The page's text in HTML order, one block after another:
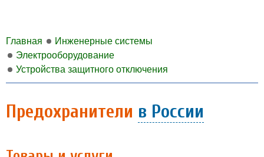
Главная
Инженерные системы
Электрооборудование
Устройства защитного отключения
Предохранители в России